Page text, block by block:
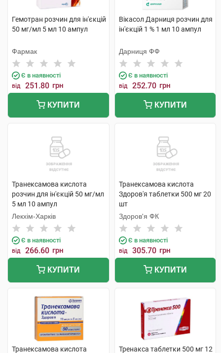
Гемотран розчин для ін'єкцій
50 мг/мл 5 мл 10 ампул
Фармак
Є в наявності
від 251.80 грн
КУПИТИ
Вікасол Дарниця розчин для
ін'єкцій 1 % 1 мл 10 ампул
Дарниця ФФ
Є в наявності
від 252.70 грн
КУПИТИ
Транексамова кислота
розчин для ін'єкцій 50 мг/мл
5 мл 10 ампул
Лекхім-Харків
Є в наявності
від 266.60 грн
КУПИТИ
Транексамова кислота
Здоров'я таблетки 500 мг 20
шт
Здоров'я ФК
Є в наявності
від 305.70 грн
КУПИТИ
Транексамова кислота Тренакса таблетки 500 мг 12